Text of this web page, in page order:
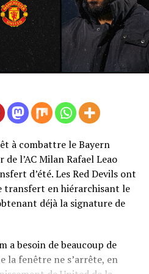
/ Offside via Getty Images
Retour de Bryan
lequel Newcastle United
à combattre le Bayern
l’AC Milan Rafael Leao
d’été. Les Red Devils ont
transfert en hiérarchisant le
déjà la signature de
a besoin de beaucoup de
la fenêtre ne s’arrête, en